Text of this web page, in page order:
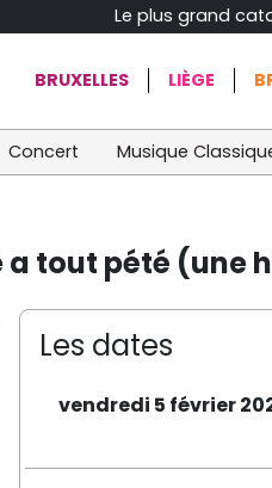
Le plus grand
BRUXELLES LIÈGE
Concert Musique
a tout pété (une
Les dates
vendredi 5 février